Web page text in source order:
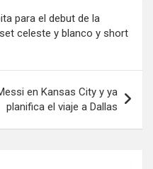
para el debut de la
celeste y blanco y short
en Kansas City y ya
planifica el viaje a Dallas